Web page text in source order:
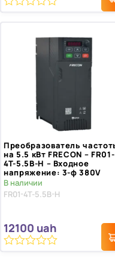
Преобразователь
на 5.5 кВт FRECON – FR01-
4T-5.5B-H – Входное
напряжение: 3-ф 380V
В наличии
FR01-4T-5.5B-H
12100 uah